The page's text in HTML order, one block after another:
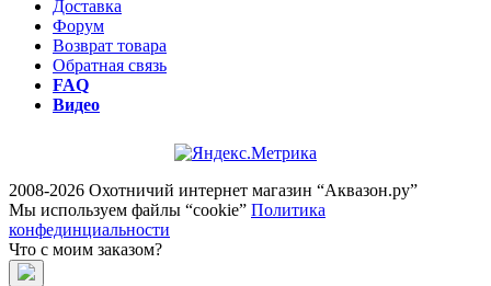
Доставка
Форум
Возврат товара
Обратная связь
FAQ
Видео
2008-2026 Охотничий интернет магазин “Аквазон.ру”
Мы используем файлы “cookie” Политика
конфединциальности
Что с моим заказом?